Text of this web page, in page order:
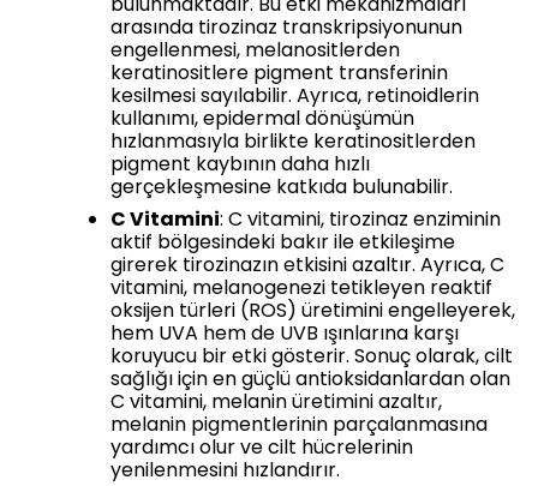
arasında tirozinaz transkripsiyonunun
engellenmesi, melanositlerden
keratinositlere pigment transferinin
kesilmesi sayılabilir. Ayrıca, retinoidlerin
kullanımı, epidermal dönüşümün
hızlanmasıyla birlikte keratinositlerden
pigment kaybının daha hızlı
gerçekleşmesine katkıda bulunabilir.
C Vitamini: C vitamini, tirozinaz enziminin
aktif bölgesindeki bakır ile etkileşime
girerek tirozinazın etkisini azaltır. Ayrıca, C
vitamini, melanogenezi tetikleyen reaktif
oksijen türleri (ROS) üretimini engelleyerek,
hem UVA hem de UVB ışınlarına karşı
koruyucu bir etki gösterir. Sonuç olarak, cilt
sağlığı için en güçlü antioksidanlardan olan
C vitamini, melanin üretimini azaltır,
melanin pigmentlerinin parçalanmasına
yardımcı olur ve cilt hücrelerinin
yenilenmesini hızlandırır.